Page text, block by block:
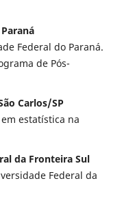
Federal do Paraná.
de Pós-
Carlos/SP
estatística na
da Fronteira Sul
Federal da